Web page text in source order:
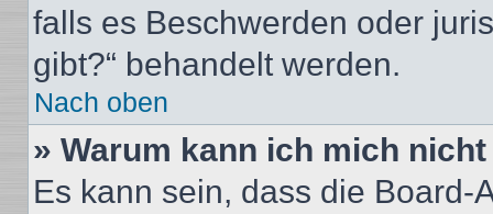
falls es Beschwerden oder
gibt?“ behandelt werden.
Nach oben
» Warum kann ich mich
Es kann sein, dass die